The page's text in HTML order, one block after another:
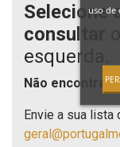
Selecione
consultar
esquerda.
Não encontra o
Envie a sua lista
uso de